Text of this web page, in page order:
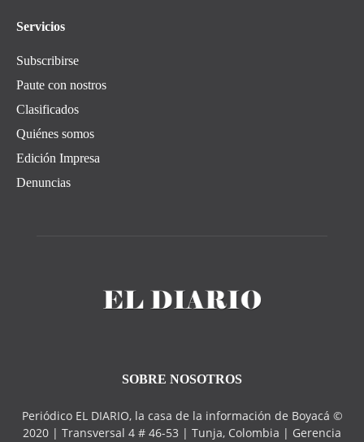
Servicios
Subscribirse
Paute con nostros
Clasificados
Quiénes somos
Edición Impresa
Denuncias
SOBRE NOSOTROS
Periódico EL DIARIO, la casa de la información de Boyacá ©
2020 | Transversal 4 # 46-53 | Tunja, Colombia | Gerencia